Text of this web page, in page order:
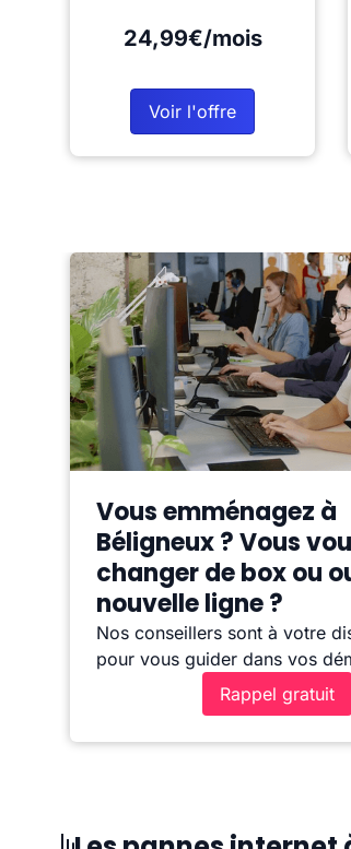
24,99€/mois
Voir l'offre
Vous emménagez à
Béligneux ? Vous
changer de box ou
nouvelle ligne ?
Nos conseillers sont à votre
pour vous guider dans vos
Rappel gratuit